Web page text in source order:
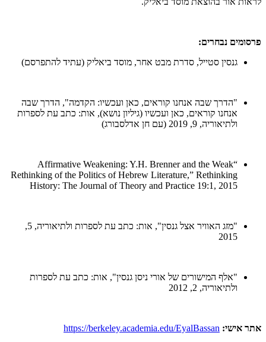
פרסומים נבחרים:
גנסין סטייל, סדרת מבט אחר, מוסד ביאליק (עתיד להתפרסם)
"הדרך שבה אנחנו קוראים, כאן ועכשיו: הקדמה", הדרך שבה
אנחנו קוראים, כאן ועכשיו (גיליון נושא), אות: כתב עת לספרות
ולתיאוריה, 9, 2019 (עם חן אדלסבורג)
“Affirmative Weakening: Y.H. Brenner and the Weak
Rethinking of the Politics of Hebrew Literature,” Rethinking
History: The Journal of Theory and Practice 19:1, 2015
"מזג האוויר אצל גנסין", אות: כתב עת לספרות ולתיאוריה, 5,
2015
"אלף המישורים של אורי ניסן גנסין", אות: כתב עת לספרות
ולתיאוריה, 2, 2012
אתר אישי: https://berkeley.academia.edu/EyalBassan